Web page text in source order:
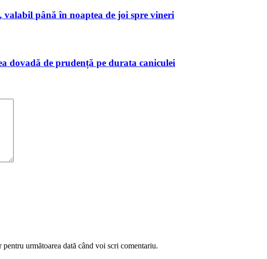
până în noaptea de joi spre vineri
dovadă de prudență pe durata caniculei
următoarea dată când voi scri comentariu.